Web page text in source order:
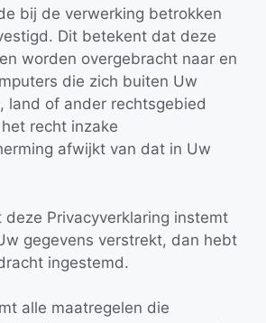
bij de verwerking betrokken
Dit betekent dat deze
worden overgebracht naar en
die zich buiten Uw
land of ander rechtsgebied
recht inzake
afwijkt van dat in Uw
deze Privacyverklaring instemt
gegevens verstrekt, dan hebt
ingestemd.
alle maatregelen die